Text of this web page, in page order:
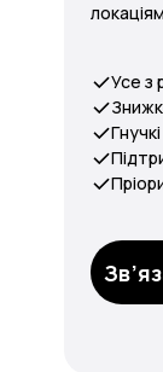
Усе з